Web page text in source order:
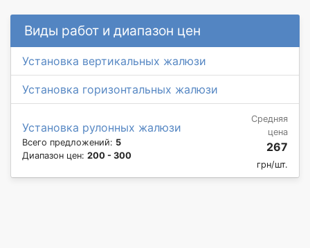
Виды работ и диапазон цен
Установка вертикальных жалюзи
Установка горизонтальных жалюзи
Установка рулонных жалюзи
Всего предложений: 5
Диапазон цен: 200 - 300
Средняя
цена
267
грн/шт.